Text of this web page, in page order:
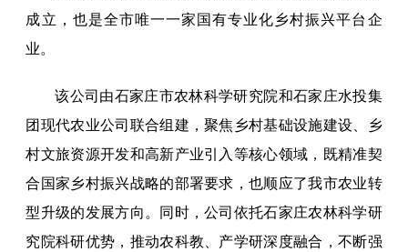
成立，也是全市唯一一家国有专业化乡村振兴平台企
业。
该公司由石家庄市农林科学研究院和石家庄水投集
团现代农业公司联合组建，聚焦乡村基础设施建设、乡
村文旅资源开发和高新产业引入等核心领域，既精准契
合国家乡村振兴战略的部署要求，也顺应了我市农业转
型升级的发展方向。同时，公司依托石家庄农林科学研
究院科研优势，推动农科教、产学研深度融合，不断强